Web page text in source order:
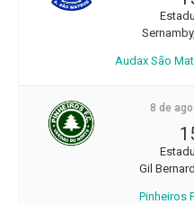
Audax São
8 de
Gil
Pinheiros